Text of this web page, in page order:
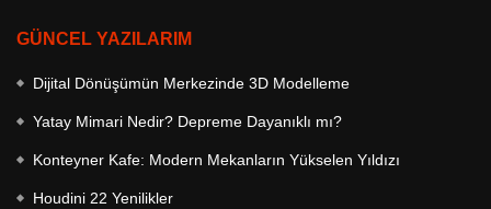
GÜNCEL YAZILARIM
Dijital Dönüşümün Merkezinde 3D Modelleme
Yatay Mimari Nedir? Depreme Dayanıklı mı?
Konteyner Kafe: Modern Mekanların Yükselen Yıldızı
Houdini 22 Yenilikler